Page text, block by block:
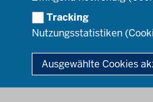
Tracking
Nutzungsstatistiken
Ausgewählte Cookies